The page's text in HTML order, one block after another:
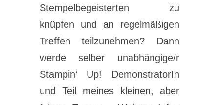
Stempelbegeisterten zu
knüpfen und an regelmäßigen
Treffen teilzunehmen? Dann
werde selber unabhängige/r
Stampin‘ Up! DemonstratorIn
und Teil meines kleinen, aber